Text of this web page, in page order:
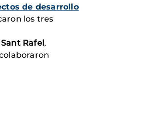
de desarrollo
los tres
Rafel,